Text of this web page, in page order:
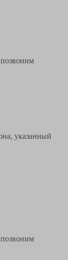
указанный